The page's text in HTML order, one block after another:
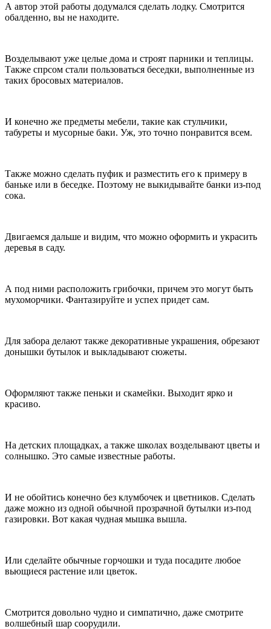
А автор этой работы додумался сделать лодку. Смотрится
обалденно, вы не находите.
Возделывают уже целые дома и строят парники и теплицы.
Также спрсом стали пользоваться беседки, выполненные из
таких бросовых материалов.
И конечно же предметы мебели, такие как стульчики,
табуреты и мусорные баки. Уж, это точно понравится всем.
Также можно сделать пуфик и разместить его к примеру в
баньке или в беседке. Поэтому не выкидывайте банки из-под
сока.
Двигаемся дальше и видим, что можно оформить и украсить
деревья в саду.
А под ними расположить грибочки, причем это могут быть
мухоморчики. Фантазируйте и успех придет сам.
Для забора делают также декоративные украшения, обрезают
донышки бутылок и выкладывают сюжеты.
Оформляют также пеньки и скамейки. Выходит ярко и
красиво.
На детских площадках, а также школах возделывают цветы и
солнышко. Это самые известные работы.
И не обойтись конечно без клумбочек и цветников. Сделать
даже можно из одной обычной прозрачной бутылки из-под
газировки. Вот какая чудная мышка вышла.
Или сделайте обычные горчошки и туда посадите любое
вьющиеся растение или цветок.
Смотрится довольно чудно и симпатично, даже смотрите
волшебный шар соорудили.